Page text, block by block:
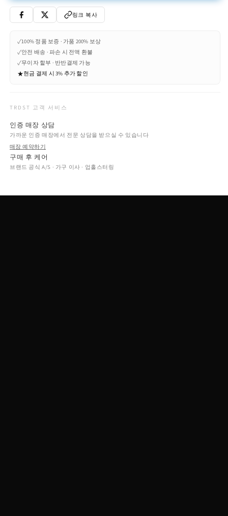
링크 복사
✓100% 정품 보증 · 가품 200% 보상
✓안전 배송 · 파손 시 전액 환불
✓무이자 할부 · 반반결제 가능
★현금 결제 시 3% 추가 할인
TRDST 고객 서비스
인증 매장 상담
가까운 인증 매장에서 전문 상담을 받으실 수 있습니다
매장 예약하기
구매 후 케어
브랜드 공식 A/S · 가구 이사 · 업홀스터링